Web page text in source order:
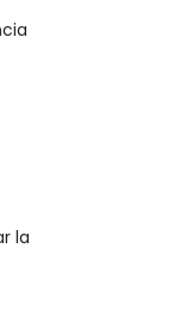
la